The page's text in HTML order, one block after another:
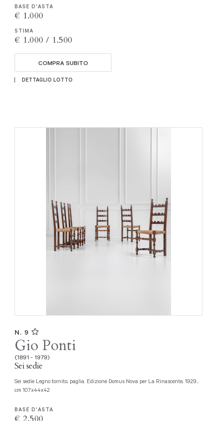
BASE D'ASTA
€ 1.000
STIMA
€ 1.000 / 1.500
COMPRA SUBITO
DETTAGLIO LOTTO
N. 9
Gio Ponti
(1891 - 1979)
Sei sedie
Sei sedie Legno tornito, paglia. Edizione Domus Nova per La Rinascente, 1929.,
cm 107x44x42
BASE D'ASTA